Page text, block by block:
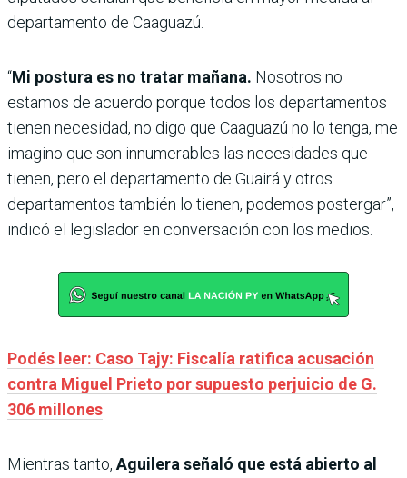
departamento de Caaguazú.
“Mi postura es no tratar mañana. Nosotros no
estamos de acuerdo porque todos los departamentos
tienen necesidad, no digo que Caaguazú no lo tenga, me
imagino que son innumerables las necesidades que
tienen, pero el departamento de Guairá y otros
departamentos también lo tienen, podemos postergar”,
indicó el legislador en conversación con los medios.
Podés leer: Caso Tajy: Fiscalía ratifica acusación
contra Miguel Prieto por supuesto perjuicio de G.
306 millones
Mientras tanto, Aguilera señaló que está abierto al